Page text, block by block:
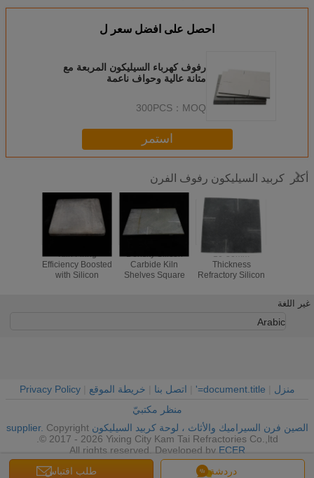
احصل على افضل سعر ل
رفوف كهرباء السيليكون المربعة مع
متانة عالية وحواف ناعمة
MOQ：
300PCS
استمر
أكثر كربيد السيليكون رفوف الفرن
Efficiency Boosted
with Silicon
Carbide Kiln
Shelves Square
10-30mm
Thickness
Refractory Silicon
دردشة طلب اقتباس
غير اللغة
Arabic
منزل document.title=' اتصل بنا خريطة الموقع |
Privacy Policy
منظر مكتبيّ
الصين فرن السيراميك والأثاث ، لوحة كربيد السيليكون supplier.Copyright
© 2017 - 2026 Yixing City Kam Tai Refractories Co.,ltd.
All rights reserved. Developed by ECER